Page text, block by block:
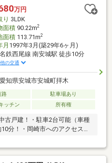
にて２台分の駐車スペースが
によります・南側の庭には屋
ォーム歴あり
万円
り 3LDK
面積90.22m2
面積113.71m2
月 1997年3月(築29年6ヶ月)
名鉄西尾線 南安城駅 徒歩10分
の交通
愛知県安城市安城町拝木
路
駐車場あり
ッチン 所有権
戸建！・駐車2台可能（車種
分！・岡崎市へのアクセス良
(約190m)・安城南部小学校ま
ート安城宮前店まで徒歩5分(約